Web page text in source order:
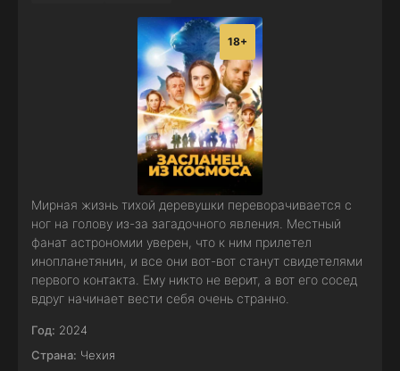
18+
Мирная жизнь тихой деревушки переворачивается с
ног на голову из-за загадочного явления. Местный
фанат астрономии уверен, что к ним прилетел
инопланетянин, и все они вот-вот станут свидетелями
первого контакта. Ему никто не верит, а вот его сосед
вдруг начинает вести себя очень странно.
Год: 2024
Страна: Чехия